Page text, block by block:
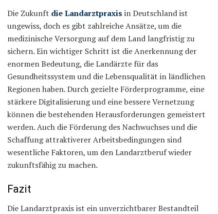
Die Zukunft die Landarztpraxisin Deutschland ist
ungewiss, doch es gibt zahlreiche Ansätze, um die
medizinische Versorgung auf dem Land langfristig zu
sichern. Ein wichtiger Schritt ist die Anerkennung der
enormen Bedeutung, die Landärzte für das
Gesundheitssystem und die Lebensqualität in ländlichen
Regionen haben. Durch gezielte Förderprogramme, eine
stärkere Digitalisierung und eine bessere Vernetzung
können die bestehenden Herausforderungen gemeistert
werden. Auch die Förderung des Nachwuchses und die
Schaffung attraktiverer Arbeitsbedingungen sind
wesentliche Faktoren, um den Landarztberuf wieder
zukunftsfähig zu machen.
Fazit
Die Landarztpraxis ist ein unverzichtbarer Bestandteil